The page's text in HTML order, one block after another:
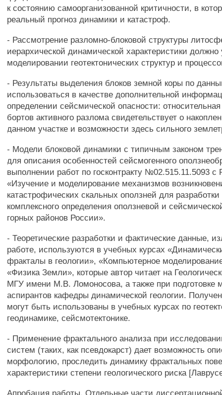
к состоянию самоорганизованной критичности, в
реальный прогноз динамики и катастроф.
- Рассмотрение разломно-блоковой структуры
иерархической динамической характеристики
моделировании геотектонических структур и
- Результаты выделения блоков земной коры по
использоваться в качестве дополнительной
определении сейсмической опасности:
бортов активного разлома свидетельствует о
данном участке и возможности здесь сильного
- Модели блоковой динамики с типичным законом
для описания особенностей сейсмогенного
выполнении работ по госконтракту №02.515.11.5093 с
«Изучение и моделирование механизмов
катастрофических скальных оползней для разработки
комплексного определения оползневой и
горных районов России».
- Теоретические разработки и фактические данные,
работе, используются в учебных курсах
фракталы в геологии», «Компьютерное
«Физика Земли», которые автор читает на
МГУ имени М.В. Ломоносова, а также при подготовке
аспирантов кафедры динамической геологии.
могут быть использованы в учебных курсах по
геодинамике, сейсмотектонике.
- Применение фрактального анализа при
систем (таких, как псевдокарст) дает возможность
морфологию, проследить динамику фрактальных
характеристики степени геологического риска
Апробация работы. Отдельные части